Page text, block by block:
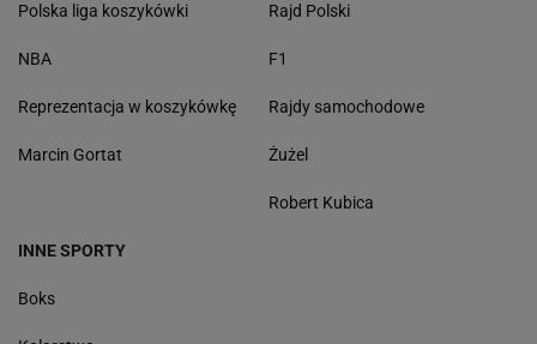
Polska liga koszykówki
NBA
Reprezentacja w koszykówkę
Marcin Gortat
Rajd Polski
F1
Rajdy samochodowe
Żużel
Robert Kubica
INNE SPORTY
Boks